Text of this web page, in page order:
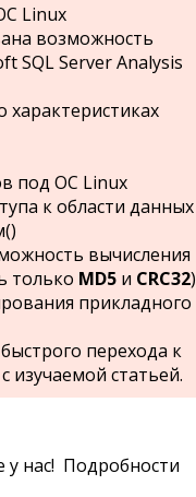
Linux
возможность
SQL Server Analysis
под ОС Linux
к области данных
вычисления
только MD5 и CRC32)
прикладного
перехода к
статьей.
нас! Подробности